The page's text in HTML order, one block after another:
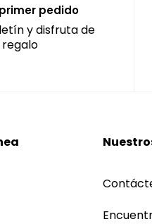
pedido
y disfruta de